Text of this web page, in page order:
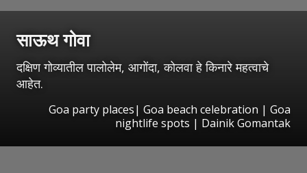
साऊथ गोवा
दक्षिण गोव्यातील पालोलेम, आगोंदा, कोलवा हे किनारे महत्वाचे
आहेत.
Goa party places| Goa beach celebration | Goa
nightlife spots | Dainik Gomantak